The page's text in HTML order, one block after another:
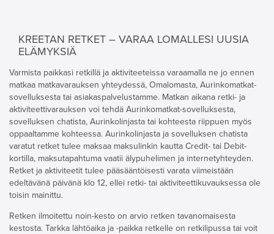
KREETAN RETKET – VARAA LOMALLESI UUSIA
ELÄMYKSIÄ
Varmista paikkasi retkillä ja aktiviteeteissa varaamalla ne jo ennen
matkaa matkavarauksen yhteydessä, Omalomasta, Aurinkomatkat-
sovelluksesta tai asiakaspalvelustamme. Matkan aikana retki- ja
aktiviteettivarauksen voi tehdä Aurinkomatkat-sovelluksesta,
sovelluksen chatista, Aurinkolinjasta tai kohteesta riippuen myös
oppaaltamme kohteessa. Aurinkolinjasta ja sovelluksen chatista
varatut retket tulee maksaa maksulinkin kautta Credit- tai Debit-
kortilla, maksutapahtuma vaatii älypuhelimen ja internetyhteyden.
Retket ja aktiviteetit tulee pääsääntöisesti varata viimeistään
edeltävänä päivänä klo 12, ellei retki- tai aktiviteettikuvauksessa ole
toisin mainittu.
Retken ilmoitettu noin-kesto on arvio retken tavanomaisesta
kestosta. Tarkka lähtöaika ja -paikka retkelle on retkilipussa tai voit